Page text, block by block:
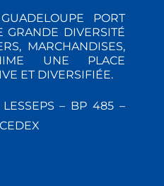
PORT
GRANDE DIVERSITÉ
MARCHANDISES,
UNE PLACE
ET DIVERSIFIÉE.
– BP 485 –